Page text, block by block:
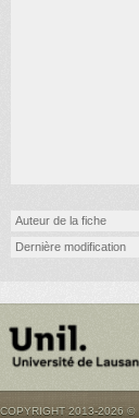
Auteur de la fiche
Dernière modification
COPYRIGHT 2013-2026 ©